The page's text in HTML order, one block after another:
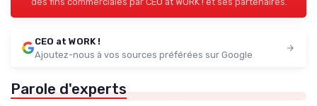
CEO at WORK !
Ajoutez-nous à vos sources préférées sur Google
Parole d'experts